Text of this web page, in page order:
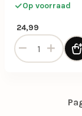
Op voorraad
24,99
Calex Organic